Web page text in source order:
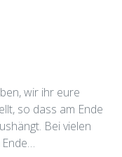
wir ihr eure
so dass am Ende
Bei vielen